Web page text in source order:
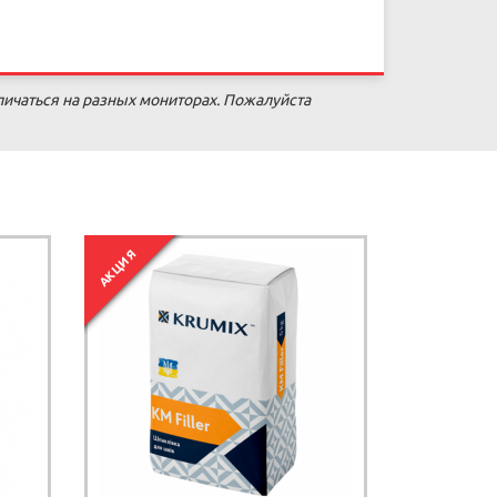
на разных мониторах. Пожалуйста
АКЦИЯ